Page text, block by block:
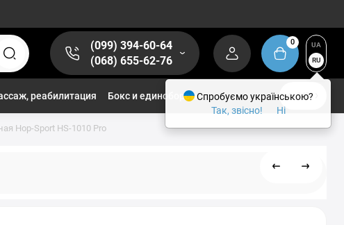
(099) 394-60-64
(068) 655-62-76
0
UA
RU
реабилитация Бокс и единоборства 1/2
Hop-Sport HS-1010 Pro
Спробуємо українською?
Так, звісно!
Ні